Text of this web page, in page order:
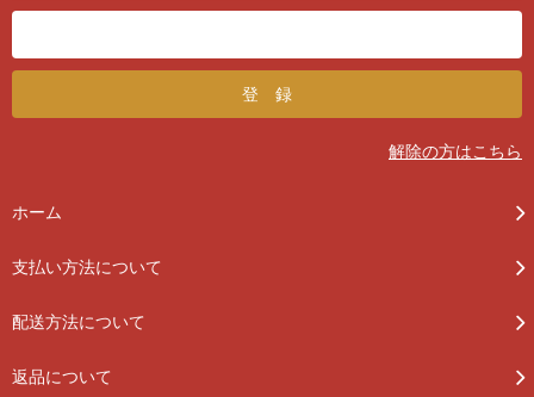
解除の方はこちら
ホーム
支払い方法について
配送方法について
返品について